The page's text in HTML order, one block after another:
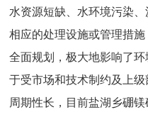
水资源短缺、水环境污染
相应的处理设施或管理措
全面规划，极大地影响了
于受市场和技术制约及上
周期性长，目前盐湖乡硼